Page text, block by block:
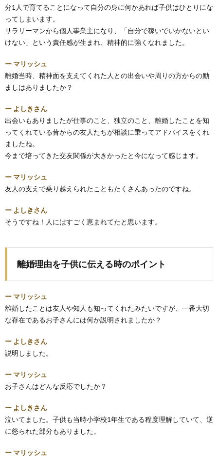
分1人で育てることになって自分の身に何かあれば子供はひとりにな
ってしまいます。
サラリーマンから個人事業主になり、「自分で稼いでいかないとい
けない」という責任感が生まれ、精神的に強くなれました。
ー マリッシュ
離婚当時、精神面を支えてくれた人との出会いや周りの方からの励
ましはありましたか？
ー よしきさん
出会いもありましたが仕事のこと、独立のこと、離婚したことを知
ってくれている昔からの友人たちが相談に乗ってアドバイスをくれ
ましたね。
今まで培ってきた交友関係が大きかったと今になって感じます。
ー マリッシュ
友人の支えで乗り越えられたこともたくさんあったのですね。
ー よしきさん
そうですね！人にはすごく恵まれてたと思います。
離婚理由を子供に伝える時のポイント
ー マリッシュ
離婚したことは友人や知人も知ってくれたみたいですが、一番大切
な存在であるお子さんには何か説明されましたか？
ー よしきさん
説明しました。
ー マリッシュ
お子さんはどんな反応でしたか？
ー よしきさん
泣いてました。子供も当時小学校1年生である程度理解していて、逆
に怒られた部分もありました。
ー マリッシュ